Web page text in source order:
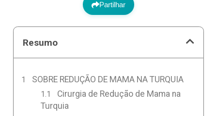
Partilhar
Resumo
SOBRE REDUÇÃO DE MAMA NA TURQUIA
Cirurgia de Redução de Mama na
Turquia